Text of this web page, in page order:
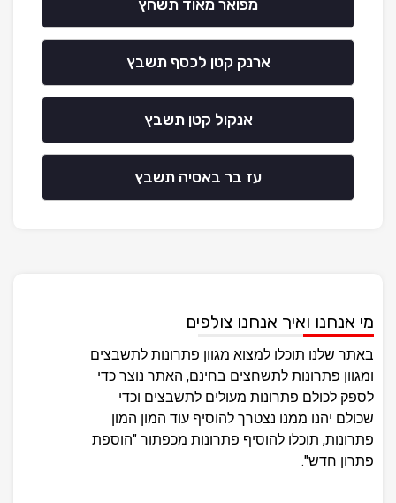
מפואר מאוד תשחץ
ארנק קטן לכסף תשבץ
אנקול קטן תשבץ
עז בר באסיה תשבץ
מי אנחנו ואיך אנחנו צולפים
באתר שלנו תוכלו למצוא מגוון פתרונות לתשבצים
ומגוון פתרונות לתשחצים בחינם, האתר נוצר כדי
לספק לכולם פתרונות מעולים לתשבצים וכדי
שכולם יהנו ממנו נצטרך להוסיף עוד המון המון
פתרונות, תוכלו להוסיף פתרונות מכפתור "הוספת
פתרון חדש".